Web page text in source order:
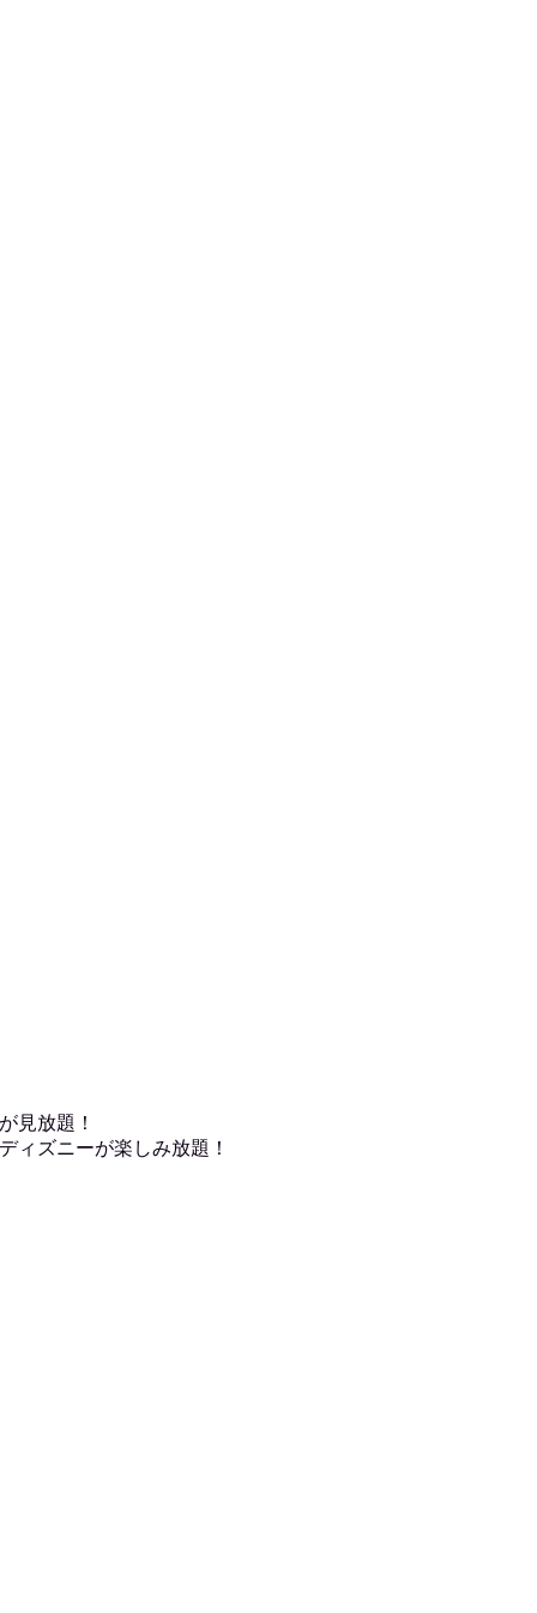
見放題！
ィズニーが楽しみ放題！